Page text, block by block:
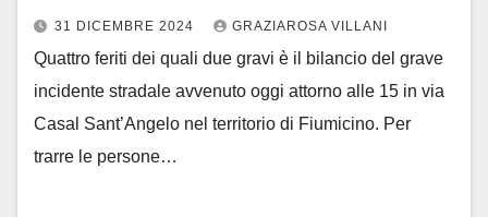
31 DICEMBRE 2024 GRAZIAROSA VILLANI
Quattro feriti dei quali due gravi è il bilancio del grave
incidente stradale avvenuto oggi attorno alle 15 in via
Casal Sant’Angelo nel territorio di Fiumicino. Per
trarre le persone…